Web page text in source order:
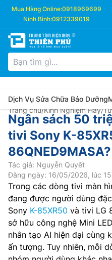
Mua Hàng Online:0918969699
Ninh Bình:0912339019
Dịch Vụ Sửa Chữa Bảo Dưỡng
Trang chủ/Kinh Nghiệm Hay/
Ngân sách 50
tivi Sony K-
86QNED9MASA?
Tác giả: Nguyễn Quyết
Đăng ngày: 16/05/2026, lúc
Trong các dòng tivi màn
đang được người dùng
Sony K-85XR50 và tivi LG
sở hữu công nghệ Mini
nhân tạo AI hiện đại cùng
ấn tượng. Tuy nhiên, mỗi